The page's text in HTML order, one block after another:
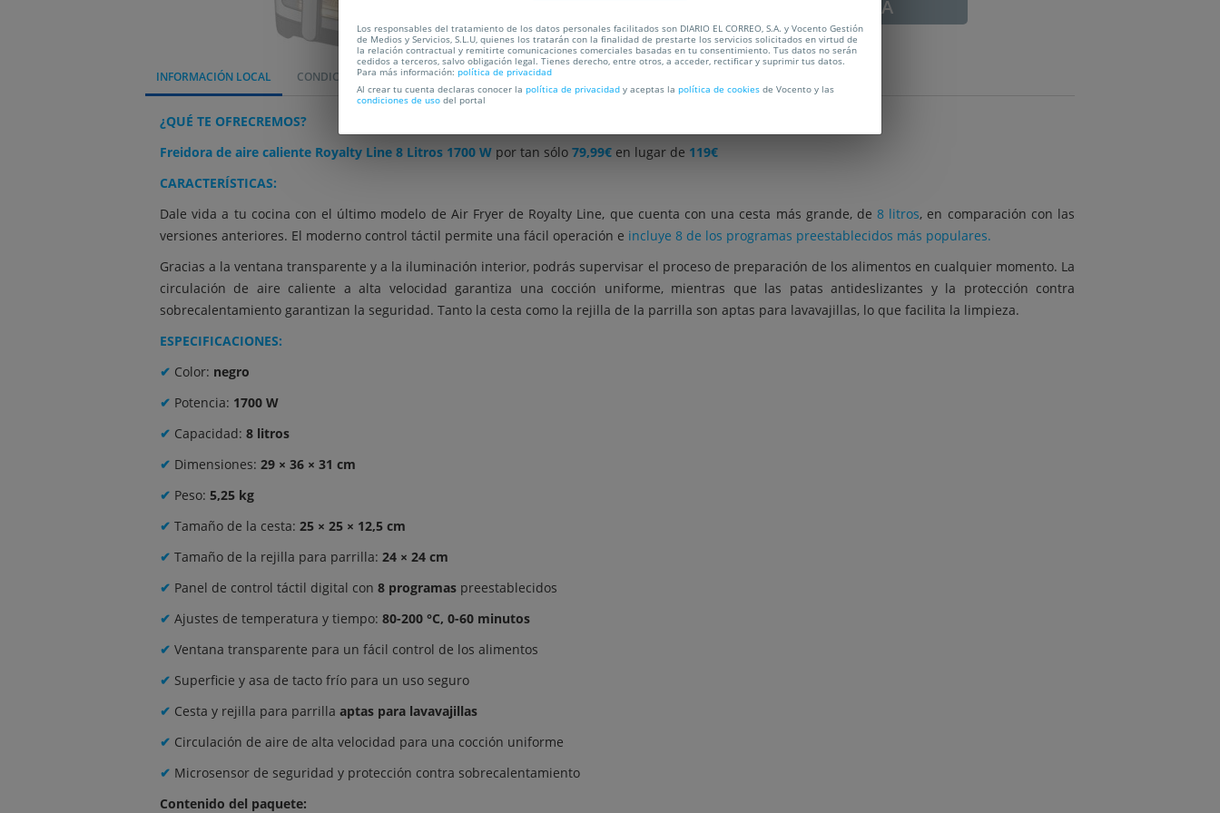
CADUCADA
INFORMACIÓN LOCAL CONDICIONES LOCALIZACIÓN
¿QUÉ TE OFRECREMOS?
Freidora de aire caliente Royalty Line 8 Litros 1700 W por tan sólo 79,99€ en lugar de 119€
CARACTERÍSTICAS:
Dale vida a tu cocina con el último modelo de Air Fryer de Royalty Line, que cuenta con una cesta más grande, de8 litros, en comparación con las
versiones anteriores. El moderno control táctil permite una fácil operación e incluye 8 de los programas preestablecidos más populares.
Gracias a la ventana transparente y a la iluminación interior, podrás supervisar el proceso de preparación de los alimentos en cualquier momento. La
circulación de aire caliente a alta velocidad garantiza una cocción uniforme, mientras que las patas antideslizantes y la protección contra
sobrecalentamiento garantizan la seguridad. Tanto la cesta como la rejilla de la parrilla son aptas para lavavajillas, lo que facilita la limpieza.
ESPECIFICACIONES:
✔ Color: negro
✔ Potencia: 1700 W
✔ Capacidad: 8 litros
✔ Dimensiones: 29 × 36 × 31 cm
✔ Peso: 5,25 kg
✔ Tamaño de la cesta: 25 × 25 × 12,5 cm
✔ Tamaño de la rejilla para parrilla: 24 × 24 cm
✔ Panel de control táctil digital con 8 programas preestablecidos
✔ Ajustes de temperatura y tiempo: 80-200 °C, 0-60 minutos
✔ Ventana transparente para un fácil control de los alimentos
✔ Superficie y asa de tacto frío para un uso seguro
✔ Cesta y rejilla para parrilla aptas para lavavajillas
✔ Circulación de aire de alta velocidad para una cocción uniforme
✔ Microsensor de seguridad y protección contra sobrecalentamiento
Contenido del paquete:
Los responsables del tratamiento de los datos personales facilitados son DIARIO EL CORREO, S.A. y Vocento Gestión
de Medios y Servicios, S.L.U, quienes los tratarán con la finalidad de prestarte los servicios solicitados en virtud de
la relación contractual y remitirte comunicaciones comerciales basadas en tu consentimiento. Tus datos no serán
cedidos a terceros, salvo obligación legal. Tienes derecho, entre otros, a acceder, rectificar y suprimir tus datos.
Para más información: política de privacidad
Al crear tu cuenta declaras conocer la política de privacidad y aceptas la política de cookies de Vocento y las
condiciones de uso del portal